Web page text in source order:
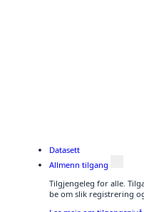
Datasett
Allmenn tilgang
Tilgjengeleg for alle.
be om slik registrering